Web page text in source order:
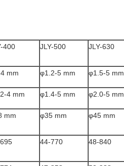
400 JLY-500 JLY-630
mm φ1.2-5 mm φ1.5-5 mm
4 mm φ1.4-5 mm φ2.0-5 mm
mm φ35 mm φ45 mm
44-770 48-840